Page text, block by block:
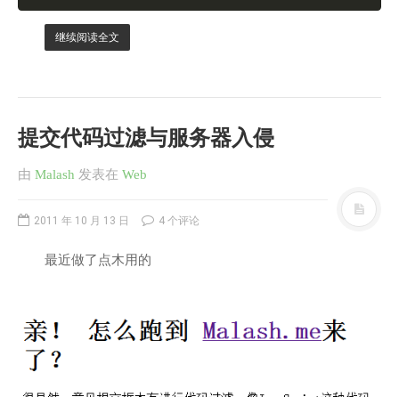
继续阅读全文
提交代码过滤与服务器入侵
由 Malash 发表在 Web
2011 年 10 月 13 日 4 个评论
最近做了点木用的